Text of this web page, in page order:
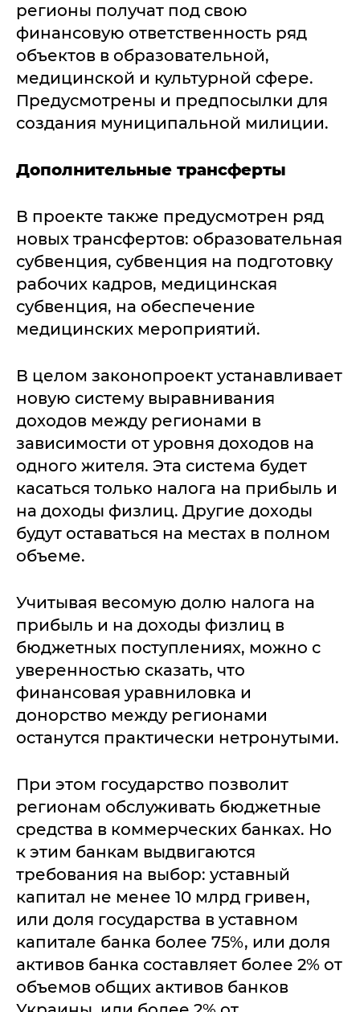
регионы получат под свою
финансовую ответственность ряд
объектов в образовательной,
медицинской и культурной сфере.
Предусмотрены и предпосылки для
создания муниципальной милиции.
Дополнительные трансферты
В проекте также предусмотрен ряд
новых трансфертов: образовательная
субвенция, субвенция на подготовку
рабочих кадров, медицинская
субвенция, на обеспечение
медицинских мероприятий.
В целом законопроект устанавливает
новую систему выравнивания
доходов между регионами в
зависимости от уровня доходов на
одного жителя. Эта система будет
касаться только налога на прибыль и
на доходы физлиц. Другие доходы
будут оставаться на местах в полном
объеме.
Учитывая весомую долю налога на
прибыль и на доходы физлиц в
бюджетных поступлениях, можно с
уверенностью сказать, что
финансовая уравниловка и
донорство между регионами
останутся практически нетронутыми.
При этом государство позволит
регионам обслуживать бюджетные
средства в коммерческих банках. Но
к этим банкам выдвигаются
требования на выбор: уставный
капитал не менее 10 млрд гривен,
или доля государства в уставном
капитале банка более 75%, или доля
активов банка составляет более 2% от
объемов общих активов банков